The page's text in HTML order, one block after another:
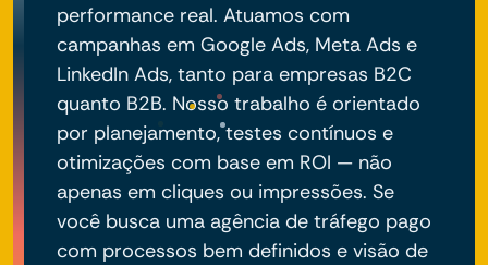
performance real. Atuamos com
campanhas em Google Ads, Meta Ads e
LinkedIn Ads, tanto para empresas B2C
quanto B2B. Nosso trabalho é orientado
por planejamento, testes contínuos e
otimizações com base em ROI — não
apenas em cliques ou impressões. Se
você busca uma agência de tráfego pago
com processos bem definidos e visão de